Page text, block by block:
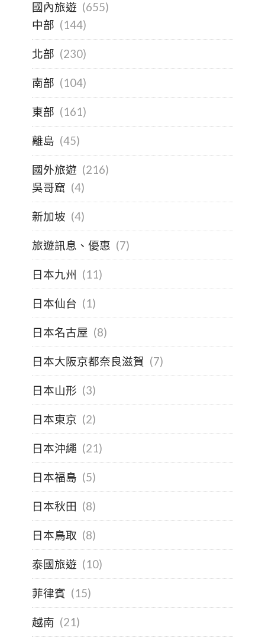
國內旅遊 (655)
中部 (144)
北部 (230)
南部 (104)
東部 (161)
離島 (45)
國外旅遊 (216)
吳哥窟 (4)
新加坡 (4)
旅遊訊息、優惠 (7)
日本九州 (11)
日本仙台 (1)
日本名古屋 (8)
日本大阪京都奈良滋賀 (7)
日本山形 (3)
日本東京 (2)
日本沖繩 (21)
日本福島 (5)
日本秋田 (8)
日本鳥取 (8)
泰國旅遊 (10)
菲律賓 (15)
越南 (21)